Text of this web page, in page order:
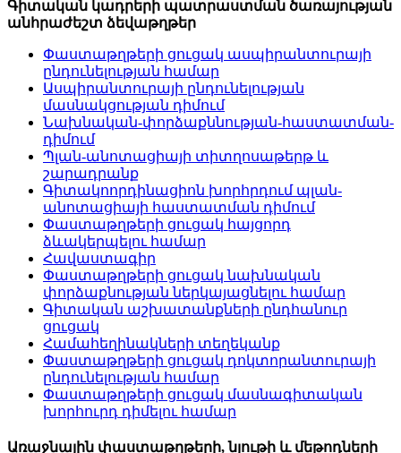
Գիտական կադրերի պատրաստման ծառայության
անհրաժեշտ ձեվաթղթեր
Փաստաթղթերի ցուցակ ասպիրանտուրայի
ընդունելության համար
Ասպիրանտուրայի ընդունելության
մասնակցության դիմում
Նախնական-փորձաքննության-հաստատման-
դիմում
Պլան-անոտացիայի տիտղոսաթերթ և
շարադրանք
Գիտակոորդինացիոն խորհրդում պլան-
անոտացիայի հաստատման դիմում
Փաստաթղթերի ցուցակ հայցորդ
ձևակերպելու համար
Հավաստագիր
Փաստաթղթերի ցուցակ նախնական
փորձաքնության ներկայացնելու համար
Գիտական աշխատանքների ընդհանուր
ցուցակ
Համահեղինակների տեղեկանք
Փաստաթղթերի ցուցակ դոկտորանտուրայի
ընդունելության համար
Փաստաթղթերի ցուցակ մասնագիտական
խորհուրդ դիմելու համար
Առաջնային փաստաթղթերի,նյութի և մեթոդների